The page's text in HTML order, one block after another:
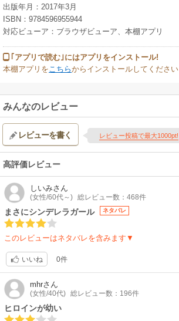
出版年月：2017年3月
ISBN：9784596955944
対応ビューア：ブラウザビューア、本棚アプリ
｢アプリで読む｣にはアプリをインストール!
本棚アプリをこちらからインストールしてください
みんなのレビュー
レビューを書く レビュー投稿で最大1000pt!
高評価レビュー
しいみさん
(女性/60代～) 総レビュー数：468件
まさにシンデレラガール ネタバレ
このレビューはネタバレを含みます▼
いいね 0件
mhrさん
(女性/40代) 総レビュー数：196件
ヒロインが幼い